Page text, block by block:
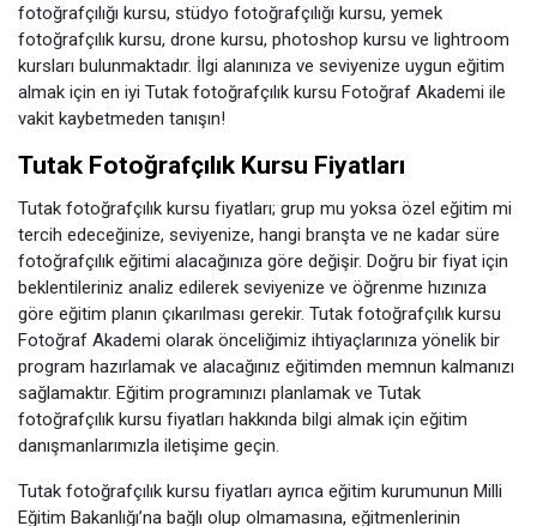
fotoğrafçılığı kursu, stüdyo fotoğrafçılığı kursu, yemek
fotoğrafçılık kursu, drone kursu, photoshop kursu ve lightroom
kursları bulunmaktadır. İlgi alanınıza ve seviyenize uygun eğitim
almak için en iyi Tutak fotoğrafçılık kursu Fotoğraf Akademi ile
vakit kaybetmeden tanışın!
Tutak Fotoğrafçılık Kursu Fiyatları
Tutak fotoğrafçılık kursu fiyatları; grup mu yoksa özel eğitim mi
tercih edeceğinize, seviyenize, hangi branşta ve ne kadar süre
fotoğrafçılık eğitimi alacağınıza göre değişir. Doğru bir fiyat için
beklentileriniz analiz edilerek seviyenize ve öğrenme hızınıza
göre eğitim planın çıkarılması gerekir. Tutak fotoğrafçılık kursu
Fotoğraf Akademi olarak önceliğimiz ihtiyaçlarınıza yönelik bir
program hazırlamak ve alacağınız eğitimden memnun kalmanızı
sağlamaktır. Eğitim programınızı planlamak ve Tutak
fotoğrafçılık kursu fiyatları hakkında bilgi almak için eğitim
danışmanlarımızla iletişime geçin.
Tutak fotoğrafçılık kursu fiyatları ayrıca eğitim kurumunun Milli
Eğitim Bakanlığı’na bağlı olup olmamasına, eğitmenlerinin